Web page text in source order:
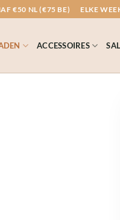
€50 NL (€75 BE) ELKE
ACCESSOIRES